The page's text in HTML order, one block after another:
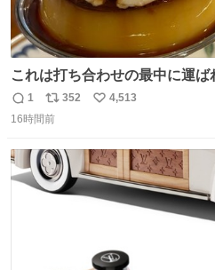
これは打ち合わせの最中に運
ぎ奪い去ったプリンの写真です
返
信
1
リ
ポ
ト
数
352
い
数
4,513
16時間前